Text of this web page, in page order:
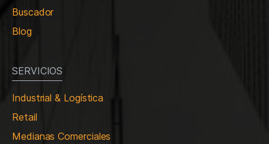
Buscador
Blog
SERVICIOS
Industrial & Logística
Retail
Medianas Comerciales